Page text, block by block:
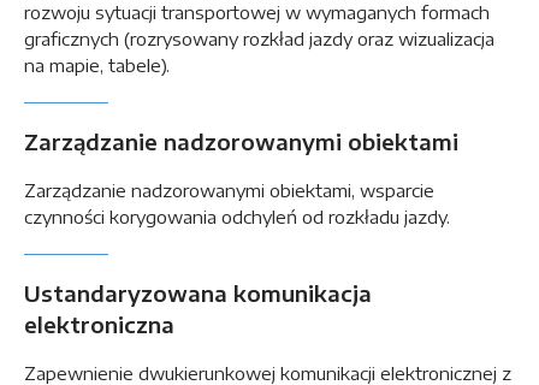
rozwoju sytuacji transportowej w wymaganych formach
graficznych (rozrysowany rozkład jazdy oraz wizualizacja
na mapie, tabele).
Zarządzanie nadzorowanymi obiektami
Zarządzanie nadzorowanymi obiektami, wsparcie
czynności korygowania odchyleń od rozkładu jazdy.
Ustandaryzowana komunikacja
elektroniczna
Zapewnienie dwukierunkowej komunikacji elektronicznej z